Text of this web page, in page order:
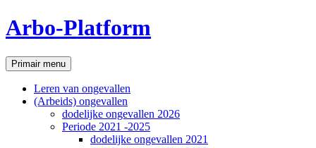
Ga
naar
inhoud
Arbo-Platform
Zoeken
Primair menu
Leren van ongevallen
(Arbeids) ongevallen
dodelijke ongevallen 2026
Periode 2021 -2025
dodelijke ongevallen 2021